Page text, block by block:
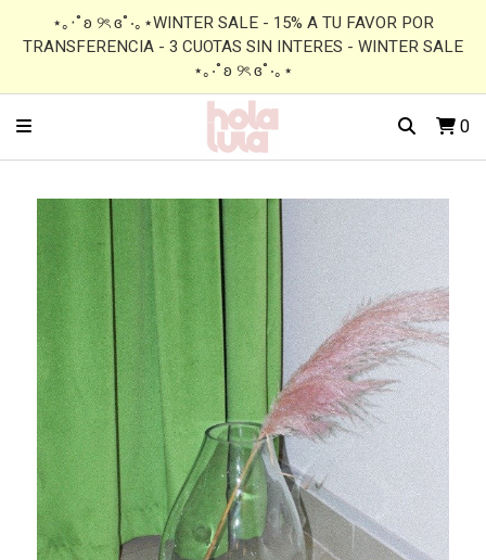
⋆｡‧˚ʚ ୨ৎ ɞ˚‧｡⋆WINTER SALE - 15% A TU FAVOR POR
TRANSFERENCIA - 3 CUOTAS SIN INTERES - WINTER SALE
⋆｡‧˚ʚ ୨ৎ ɞ˚‧｡⋆
0